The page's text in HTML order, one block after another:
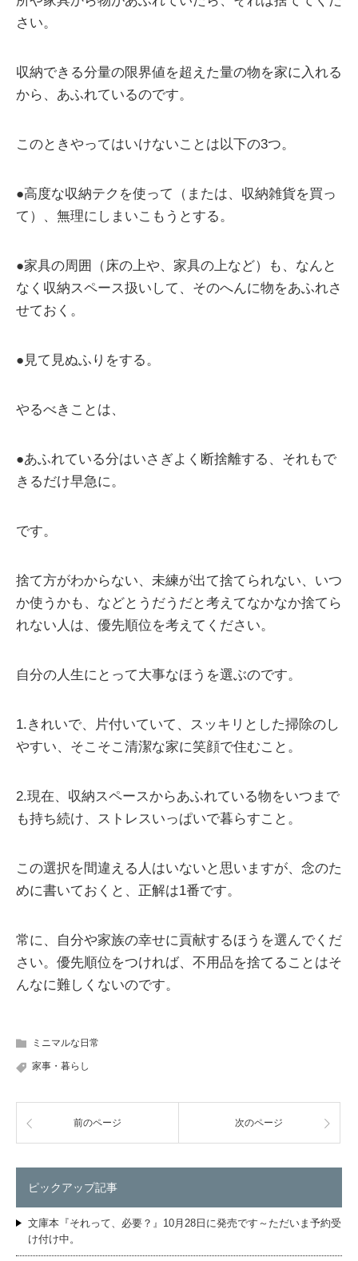
さい。
収納できる分量の限界値を超えた量の物を家に入れる
から、あふれているのです。
このときやってはいけないことは以下の3つ。
●高度な収納テクを使って（または、収納雑貨を買っ
て）、無理にしまいこもうとする。
●家具の周囲（床の上や、家具の上など）も、なんと
なく収納スペース扱いして、そのへんに物をあふれさ
せておく。
●見て見ぬふりをする。
やるべきことは、
●あふれている分はいさぎよく断捨離する、それもで
きるだけ早急に。
です。
捨て方がわからない、未練が出て捨てられない、いつ
か使うかも、などとうだうだと考えてなかなか捨てら
れない人は、優先順位を考えてください。
自分の人生にとって大事なほうを選ぶのです。
1.きれいで、片付いていて、スッキリとした掃除のし
やすい、そこそこ清潔な家に笑顔で住むこと。
2.現在、収納スペースからあふれている物をいつまで
も持ち続け、ストレスいっぱいで暮らすこと。
この選択を間違える人はいないと思いますが、念のた
めに書いておくと、正解は1番です。
常に、自分や家族の幸せに貢献するほうを選んでくだ
さい。優先順位をつければ、不用品を捨てることはそ
んなに難しくないのです。
ミニマルな日常
家事・暮らし
前のページ 次のページ
ピックアップ記事
文庫本『それって、必要？』10月28日に発売です～ただいま予約受
け付け中。